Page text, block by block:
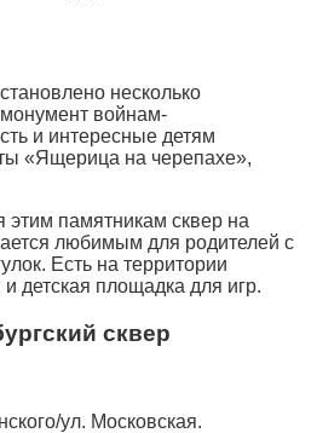
несколько
войнам-
и интересные детям
«Ящерица на черепахе»,
этим памятникам сквер на
любимым для родителей с
Есть на территории
детская площадка для игр.
сквер
ул. Московская.